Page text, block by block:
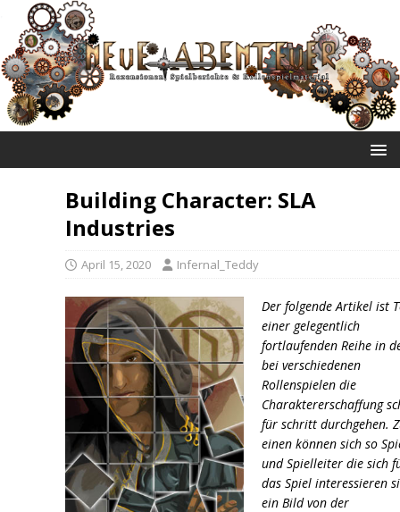
Building Character: SLA
Industries
April 15, 2020 Infernal_Teddy
Der folgende Artikel ist
einer gelegentlich
fortlaufenden Reihe in
bei verschiedenen
Rollenspielen die
Charaktererschaffung
für schritt durchgehen.
einen können sich so
und Spielleiter die sich
das Spiel interessieren
ein Bild von der